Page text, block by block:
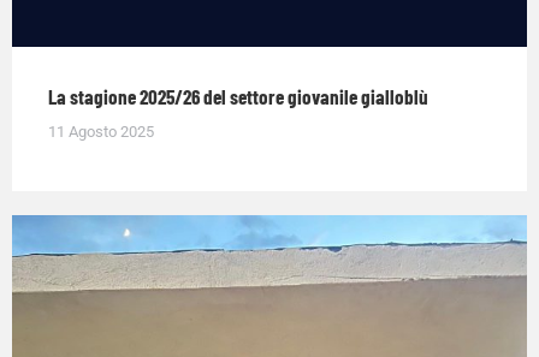
La stagione 2025/26 del settore giovanile gialloblù
11 Agosto 2025